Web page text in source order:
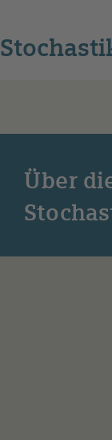
Über